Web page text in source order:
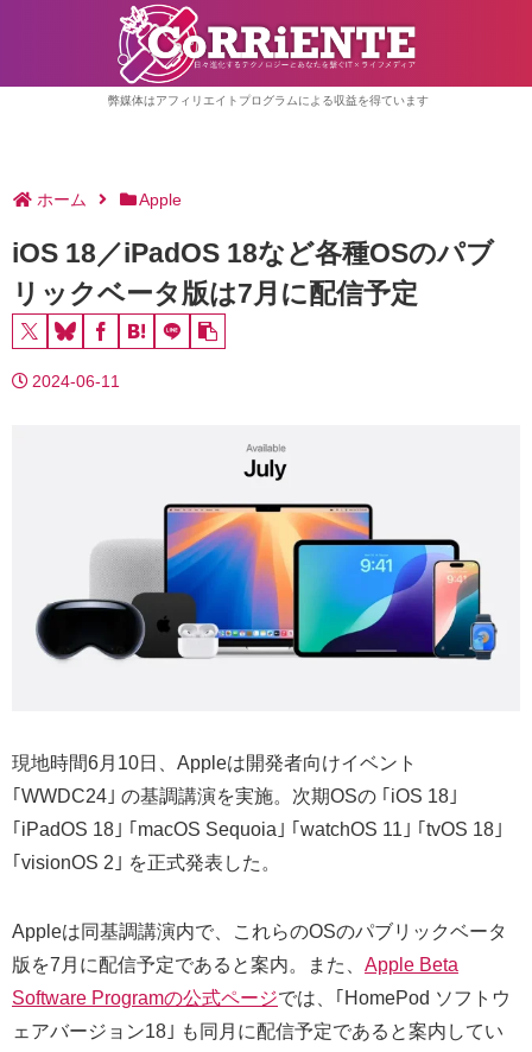
弊媒体はアフィリエイトプログラムによる収益を得ています
ホーム Apple
iOS 18／iPadOS 18など各種OSのパブ
リックベータ版は7月に配信予定
2024-06-11
現地時間6月10日、Appleは開発者向けイベント
｢WWDC24｣ の基調講演を実施。次期OSの ｢iOS 18｣
｢iPadOS 18｣ ｢macOS Sequoia｣ ｢watchOS 11｣ ｢tvOS 18｣
｢visionOS 2｣ を正式発表した。
Appleは同基調講演内で、これらのOSのパブリックベータ
版を7月に配信予定であると案内。また、 Apple Beta
Software Programの公式ページでは、｢HomePod ソフトウ
ェアバージョン18｣ も同月に配信予定であると案内してい